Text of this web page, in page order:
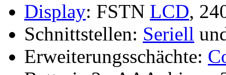
Display: FSTN LCD,
Schnittstellen: Seriell
Erweiterungsschächte: